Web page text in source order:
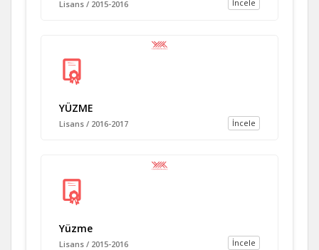
İncele
Lisans / 2015-2016
YÜZME
İncele
Lisans / 2016-2017
Yüzme
İncele
Lisans / 2015-2016